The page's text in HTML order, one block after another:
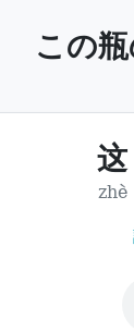
この
这
zhè